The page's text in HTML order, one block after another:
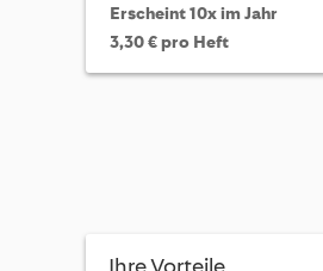
Erscheint 10x im Jahr
3,30 € pro Heft
Ihre Vorteile